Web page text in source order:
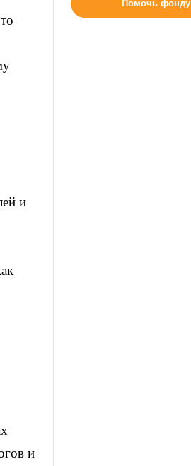
и
и
Помочь фонду